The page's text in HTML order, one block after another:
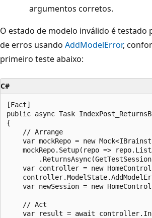
argumentos corretos.
O estado de modelo inválido é testado
de erros usando AddModelError,
primeiro teste abaixo:
C#
[Fact]
public async Task
{
    // Arrange
var mockRepo = new
mockRepo.Setup(repo =>
var controller = new
var newSession = new
    // Act
var result = await